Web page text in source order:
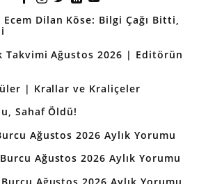
Dilan Köse: Bilgi Çağı Bitti,
Ağustos 2026 | Editörün
| Krallar ve Kraliçeler
Sahaf Öldü!
Ağustos 2026 Aylık Yorumu
Ağustos 2026 Aylık Yorumu
Ağustos 2026 Aylık Yorumu